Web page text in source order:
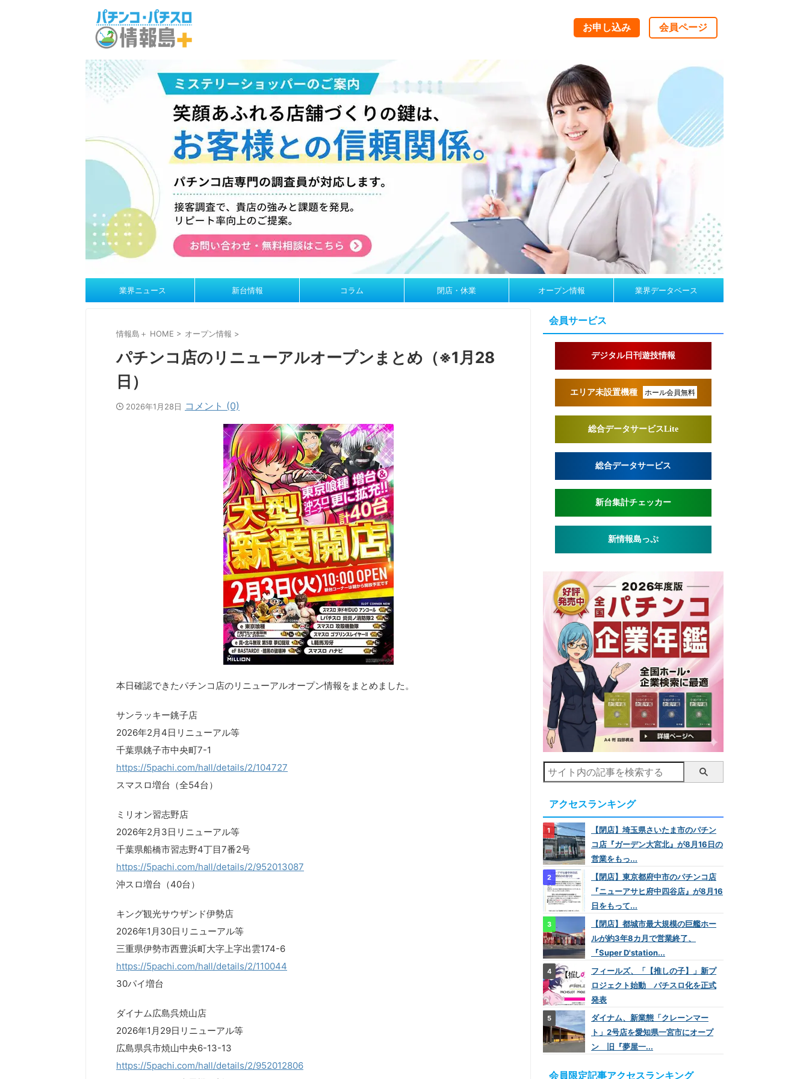
お申し込み 会員ページ
業界ニュース 新台情報 コラム 閉店・休業 オープン情報 業界データベース
情報島＋ HOME > オープン情報 >
パチンコ店のリニューアルオープンまとめ（※1月28
日）
2026年1月28日 コメント (0)
本日確認できたパチンコ店のリニューアルオープン情報をまとめました。
サンラッキー銚子店
2026年2月4日リニューアル等
千葉県銚子市中央町7-1
https://5pachi.com/hall/details/2/104727
スマスロ増台（全54台）
ミリオン習志野店
2026年2月3日リニューアル等
千葉県船橋市習志野4丁目7番2号
https://5pachi.com/hall/details/2/952013087
沖スロ増台（40台）
キング観光サウザンド伊勢店
2026年1月30日リニューアル等
三重県伊勢市西豊浜町大字上字出雲174-6
https://5pachi.com/hall/details/2/110044
30パイ増台
ダイナム広島呉焼山店
2026年1月29日リニューアル等
広島県呉市焼山中央6-13-13
https://5pachi.com/hall/details/2/952012806
会員サービス
デジタル日刊遊技情報
エリア未設置機種 ホール会員無料
総合データサービスLite
総合データサービス
新台集計チェッカー
新情報島っぷ
アクセスランキング
【閉店】埼玉県さいたま市のパチン
コ店『ガーデン大宮北』が8月16日の
営業をもっ...
【閉店】東京都府中市のパチンコ店
『ニューアサヒ府中四谷店』が8月16
日をもって...
【閉店】都城市最大規模の巨艦ホー
ルが約3年8カ月で営業終了、
『Super D'station...
フィールズ、「【推しの子】」新プ
ロジェクト始動 パチスロ化を正式
発表
ダイナム、新業態「クレーンマー
ト」2号店を愛知県一宮市にオープ
ン 旧『夢屋一...
会員限定記事アクセスランキング